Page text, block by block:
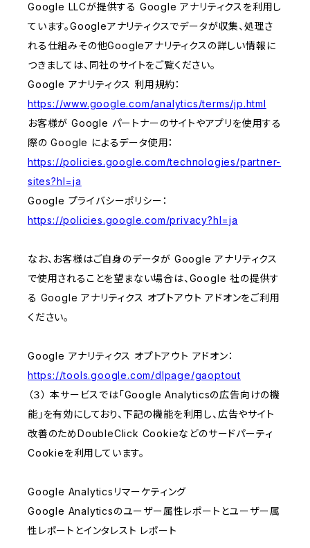
Google LLCが提供する Google アナリティクスを利用し
ています。Googleアナリティクスでデータが収集、処理さ
れる仕組みその他Googleアナリティクスの詳しい情報に
つきましては、同社のサイトをご覧ください。
Google アナリティクス 利用規約：
https://www.google.com/analytics/terms/jp.html
お客様が Google パートナーのサイトやアプリを使用する
際の Google によるデータ使用：
https://policies.google.com/technologies/partner-
sites?hl=ja
Google プライバシーポリシー：
https://policies.google.com/privacy?hl=ja
なお、お客様はご自身のデータが Google アナリティクス
で使用されることを望まない場合は、Google 社の提供す
る Google アナリティクス オプトアウト アドオンをご利用
ください。
Google アナリティクス オプトアウト アドオン：
https://tools.google.com/dlpage/gaoptout
（３） 本サービスでは「Google Analyticsの広告向けの機
能」を有効にしており、下記の機能を利用し、広告やサイト
改善のためDoubleClick Cookieなどのサードパーティ
Cookieを利用しています。
Google Analyticsリマーケティング
Google Analyticsのユーザー属性レポートとユーザー属
性レポートとインタレスト レポート